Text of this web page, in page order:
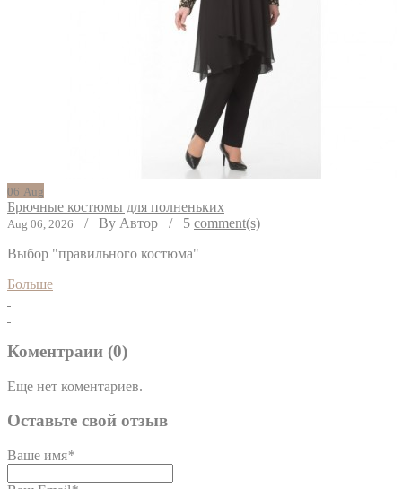
06 Aug
Брючные костюмы для полненьких
Aug 06, 2026 / By Автор / 5 comment(s)
Выбор "правильного костюма"
Больше
Коментраии (0)
Еще нет коментариев.
Оставьте свой отзыв
Ваше имя*